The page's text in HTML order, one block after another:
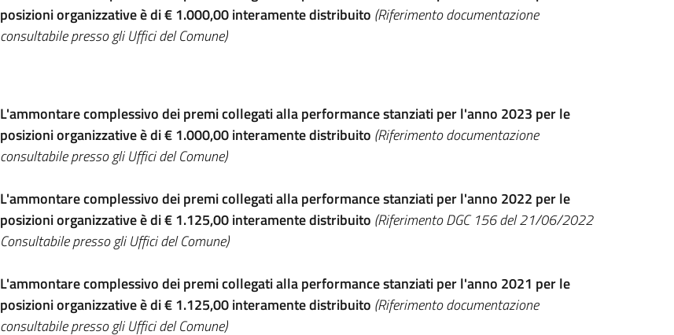
posizioni organizzative è di € 1.000,00 interamente distribuito (Riferimento documentazione
consultabile presso gli Uffici del Comune)
L'ammontare complessivo dei premi collegati alla performance stanziati per l'anno 2023 per le
posizioni organizzative è di € 1.000,00 interamente distribuito (Riferimento documentazione
consultabile presso gli Uffici del Comune)
L'ammontare complessivo dei premi collegati alla performance stanziati per l'anno 2022 per le
posizioni organizzative è di € 1.125,00 interamente distribuito (Riferimento DGC 156 del 21/06/2022
Consultabile presso gli Uffici del Comune)
L'ammontare complessivo dei premi collegati alla performance stanziati per l'anno 2021 per le
posizioni organizzative è di € 1.125,00 interamente distribuito (Riferimento documentazione
consultabile presso gli Uffici del Comune)